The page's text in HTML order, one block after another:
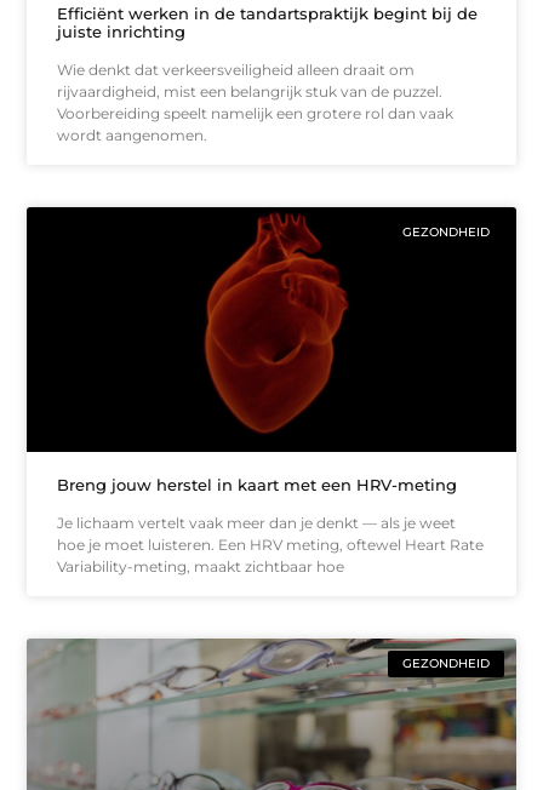
Efficiënt werken in de tandartspraktijk begint bij de
juiste inrichting
Wie denkt dat verkeersveiligheid alleen draait om
rijvaardigheid, mist een belangrijk stuk van de puzzel.
Voorbereiding speelt namelijk een grotere rol dan vaak
wordt aangenomen.
GEZONDHEID
Breng jouw herstel in kaart met een HRV-meting
Je lichaam vertelt vaak meer dan je denkt — als je weet
hoe je moet luisteren. Een HRV meting, oftewel Heart Rate
Variability-meting, maakt zichtbaar hoe
GEZONDHEID